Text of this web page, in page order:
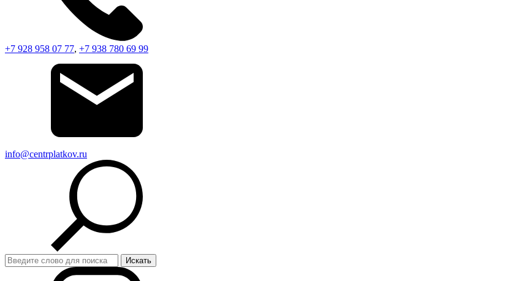
+7 928 958 07 77, +7 938 780 69 99
info@centrplatkov.ru